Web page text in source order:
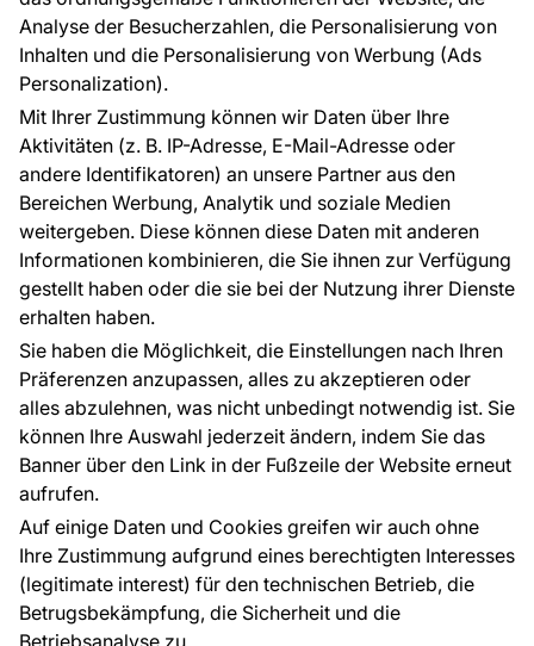
Analyse der Besucherzahlen, die Personalisierung von
Inhalten und die Personalisierung von Werbung (Ads
Personalization).
Mit Ihrer Zustimmung können wir Daten über Ihre
Aktivitäten (z. B. IP-Adresse, E-Mail-Adresse oder
andere Identifikatoren) an unsere Partner aus den
Bereichen Werbung, Analytik und soziale Medien
weitergeben. Diese können diese Daten mit anderen
Informationen kombinieren, die Sie ihnen zur Verfügung
gestellt haben oder die sie bei der Nutzung ihrer Dienste
erhalten haben.
Sie haben die Möglichkeit, die Einstellungen nach Ihren
Präferenzen anzupassen, alles zu akzeptieren oder
alles abzulehnen, was nicht unbedingt notwendig ist. Sie
können Ihre Auswahl jederzeit ändern, indem Sie das
Banner über den Link in der Fußzeile der Website erneut
aufrufen.
Auf einige Daten und Cookies greifen wir auch ohne
Ihre Zustimmung aufgrund eines berechtigten Interesses
(legitimate interest) für den technischen Betrieb, die
Betrugsbekämpfung, die Sicherheit und die
Betriebsanalyse zu.
FÜR SIE
Blog
EU-Projekte
Ratschläge und Tipps
FAQ
ÜBER DAS UNTERNEHMEN
Kontakt
Haben Sie Fragen? Wir helfen Ihnen gerne weiter
und beraten Sie persönlich.
+49 781 95633072
service@tapeteneshop.de
Zahlungsarten:
Die Zahlungen werden geleistet von: